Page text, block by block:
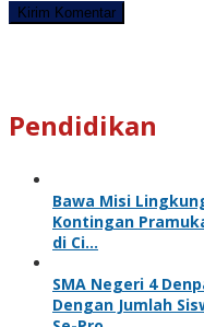
Pendidikan
Bawa Misi
Kontingan
di Ci…
SMA Negeri 4
Dengan Jumlah